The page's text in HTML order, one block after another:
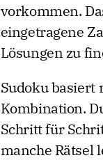
vorkommen.
eingetragene
Lösungen zu
Sudoku basiert
Kombination.
Schritt für
manche Rätsel